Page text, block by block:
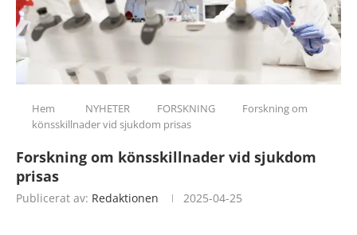
Hem NYHETER FORSKNING
Forskning om
könsskillnader vid sjukdom prisas
Forskning om könsskillnader vid sjukdom
prisas
Publicerat av: Redaktionen 2025-04-25